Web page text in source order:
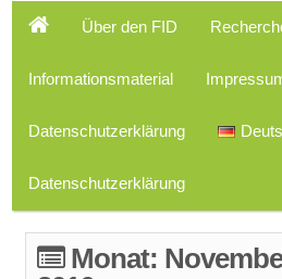
Über den FID
Informationsmaterial
Datenschutzerklärung
Datenschutzerklärung
Monat: